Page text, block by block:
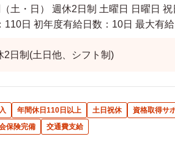
土・日） 週休2日制 土曜日 日曜日 祝
110日 初年度有給日数：10日 最大有
2日制(土日他、シフト制)
年間休日110日以上 土日祝休 資格取得サ
保険完備 交通費支給